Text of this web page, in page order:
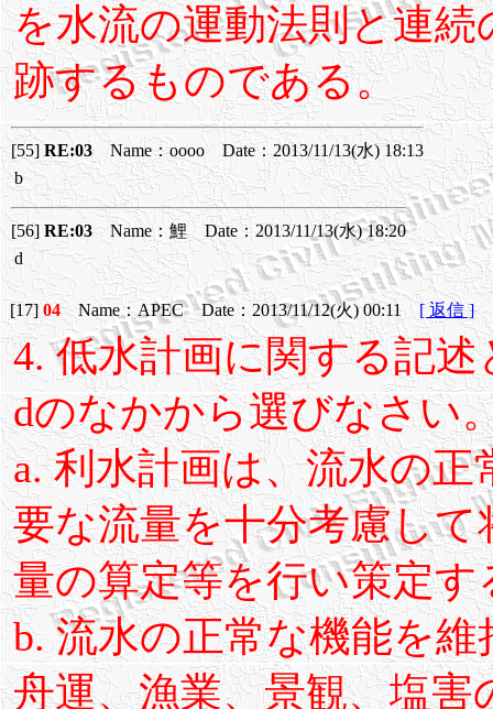
を水流の運動法則と連
跡するものである。
[55] RE:03Name：oooo Date：2013/11/13(水) 18:13
b
[56] RE:03Name：鯉 Date：2013/11/13(水) 18:20
d
[17]04Name：APEC Date：2013/11/12(火) 00:11[ 返信 ]
4. 低水計画に関する記
dのなかから選びなさい
a. 利水計画は、流水の
要な流量を十分考慮し
量の算定等を行い策定す
b. 流水の正常な機能を
舟運、漁業、景観、塩